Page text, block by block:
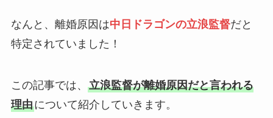
なんと、離婚原因は中日ドラゴンの立浪監督だと
特定されていました！
この記事では、 立浪監督が離婚原因だと言われる
理由について紹介していきます。